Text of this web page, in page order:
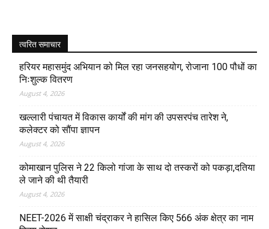
त्वरित समाचार
हरियर महासमुंद अभियान को मिल रहा जनसहयोग, रोजाना 100 पौधों का
निःशुल्क वितरण
August 4, 2026
खल्लारी पंचायत में विकास कार्यों की मांग की उपसरपंच तारेश ने,
कलेक्टर को सौंपा ज्ञापन
August 4, 2026
कोमाखान पुलिस ने 22 किलो गांजा के साथ दो तस्करों को पकड़ा,दतिया
ले जाने की थी तैयारी
August 4, 2026
NEET-2026 में साक्षी चंद्राकर ने हासिल किए 566 अंक क्षेत्र का नाम